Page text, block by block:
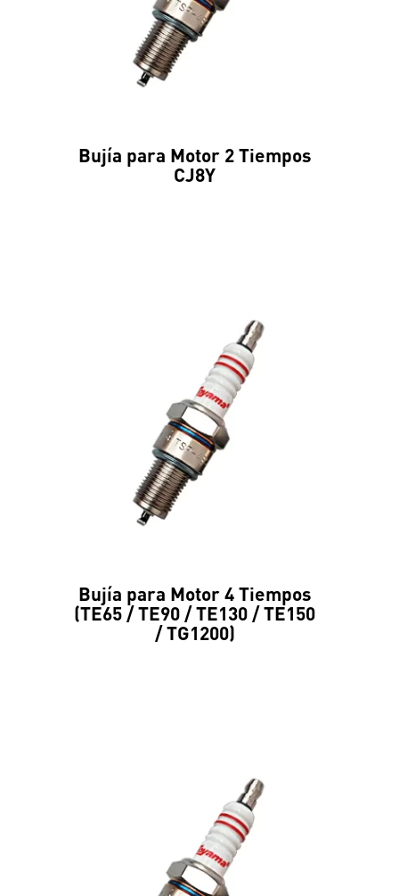
Bujía para Motor 2 Tiempos
CJ8Y
Bujía para Motor 4 Tiempos
(TE65 / TE90 / TE130 / TE150
/ TG1200)